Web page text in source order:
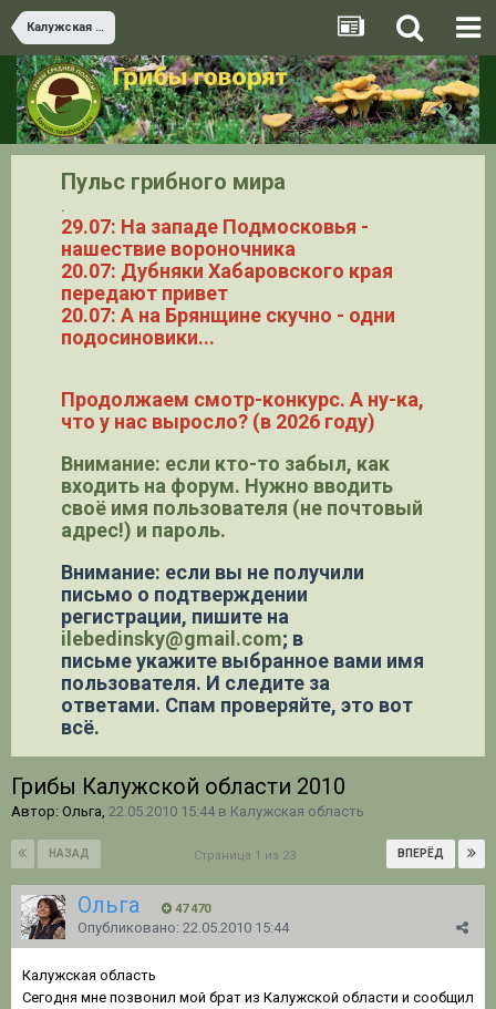
Калужская область
Пульс грибного мира
.
29.07: На западе Подмосковья -
нашествие вороночника
20.07: Дубняки Хабаровского края
передают привет
20.07: А на Брянщине скучно - одни
подосиновики...
Продолжаем смотр-конкурс. А ну-ка,
что у нас выросло? (в 2026 году)
Внимание: если кто-то забыл, как
входить на форум. Нужно вводить
своё имя пользователя (не почтовый
адрес!) и пароль.
Внимание: если вы не получили
письмо о подтверждении
регистрации, пишите на
ilebedinsky@gmail.com; в
письме укажите выбранное вами имя
пользователя. И следите за
ответами. Спам проверяйте, это вот
всё.
Грибы Калужской области 2010
Автор: Ольга, 22.05.2010 15:44 в Калужская область
НАЗАД ВПЕРЁД
Страница 1 из 23
Ольга 47 470
Опубликовано: 22.05.2010 15:44
Калужская область
Сегодня мне позвонил мой брат из Калужской области и сообщил